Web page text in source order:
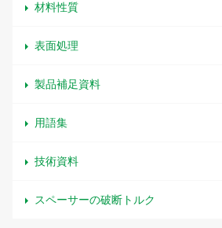
材料性質
表面処理
製品補足資料
用語集
技術資料
スペーサーの破断トルク